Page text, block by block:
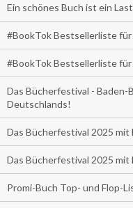
Ein schönes Buch ist ein
#BookTok Bestsellerliste
#BookTok Bestsellerliste
Das Bücherfestival -
Deutschlands!
Das Bücherfestival 2025 mit
Das Bücherfestival 2025
Promi-Buch Top- und Flop-